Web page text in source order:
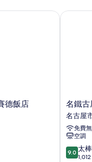
德飯店
店
名
鐵
古
屋
站
新
幹
名鐵古
名古屋
免費
空調
9.0
分，
9.0 太
名鐵古